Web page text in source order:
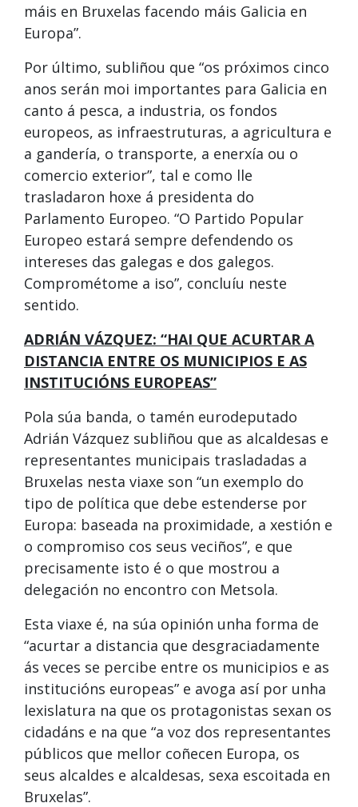
máis en Bruxelas facendo máis Galicia en
Europa”.
Por último, subliñou que “os próximos cinco
anos serán moi importantes para Galicia en
canto á pesca, a industria, os fondos
europeos, as infraestruturas, a agricultura e
a gandería, o transporte, a enerxía ou o
comercio exterior”, tal e como lle
trasladaron hoxe á presidenta do
Parlamento Europeo. “O Partido Popular
Europeo estará sempre defendendo os
intereses das galegas e dos galegos.
Comprométome a iso”, concluíu neste
sentido.
ADRIÁN VÁZQUEZ: “HAI QUE ACURTAR A
DISTANCIA ENTRE OS MUNICIPIOS E AS
INSTITUCIÓNS EUROPEAS”
Pola súa banda, o tamén eurodeputado
Adrián Vázquez subliñou que as alcaldesas e
representantes municipais trasladadas a
Bruxelas nesta viaxe son “un exemplo do
tipo de política que debe estenderse por
Europa: baseada na proximidade, a xestión e
o compromiso cos seus veciños”, e que
precisamente isto é o que mostrou a
delegación no encontro con Metsola.
Esta viaxe é, na súa opinión unha forma de
“acurtar a distancia que desgraciadamente
ás veces se percibe entre os municipios e as
institucións europeas” e avoga así por unha
lexislatura na que os protagonistas sexan os
cidadáns e na que “a voz dos representantes
públicos que mellor coñecen Europa, os
seus alcaldes e alcaldesas, sexa escoitada en
Bruxelas”.